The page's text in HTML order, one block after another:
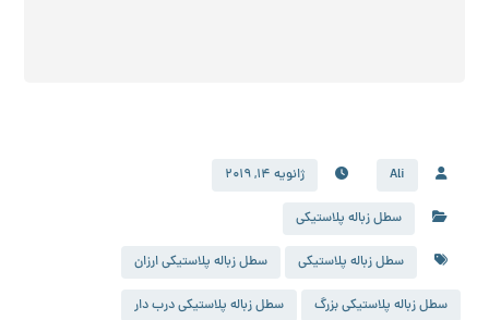
Ali ژانویه 14, 2019
سطل زباله پلاستیکی
سطل زباله پلاستیکی سطل زباله پلاستیکی ارزان
سطل زباله پلاستیکی بزرگ سطل زباله پلاستیکی درب دار